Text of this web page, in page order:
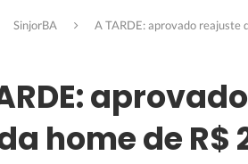
SinjorBA A TARDE: aprovado reajuste
home de R$